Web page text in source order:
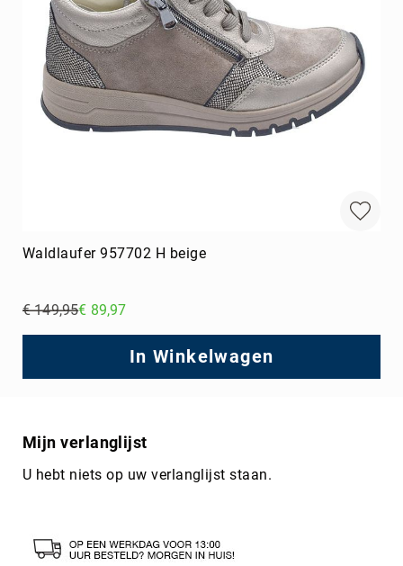
Waldlaufer 957702 H beige
€ 149,95€ 89,97
In Winkelwagen
Mijn verlanglijst
U hebt niets op uw verlanglijst staan.